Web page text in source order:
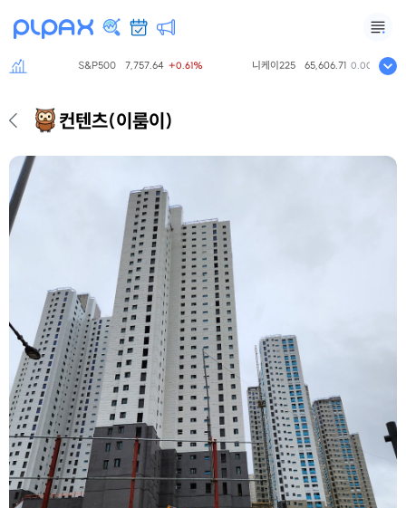
S&P500 7,757.64 +0.61% 니케이225 65,606.71 0.00%
컨텐츠(이룸이)